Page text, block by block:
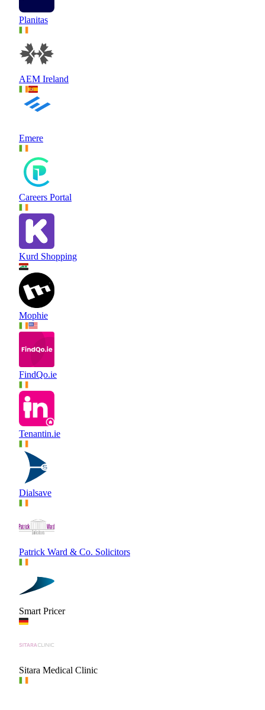
Planitas
AEM Ireland
Emere
Careers Portal
Kurd Shopping
Mophie
FindQo.ie
Tenantin.ie
Dialsave
Patrick Ward & Co. Solicitors
Smart Pricer
Sitara Medical Clinic